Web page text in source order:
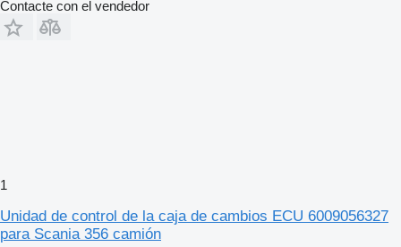
Contacte con el vendedor
1
Unidad de control de la caja de cambios ECU 6009056327
para Scania 356 camión